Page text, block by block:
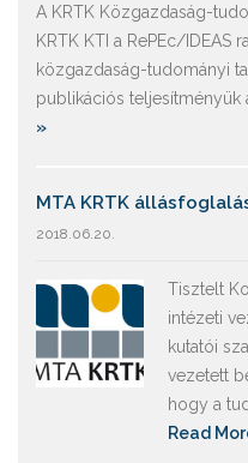
A KRTK Közgazdaság-
KRTK KTI a RePEc/IDEAS
közgazdaság-tudományi
publikációs teljesítményük
»
MTA KRTK
2018.06.20.
Tisztelt
intézeti
kutatói
vezetett
hogy a
Read